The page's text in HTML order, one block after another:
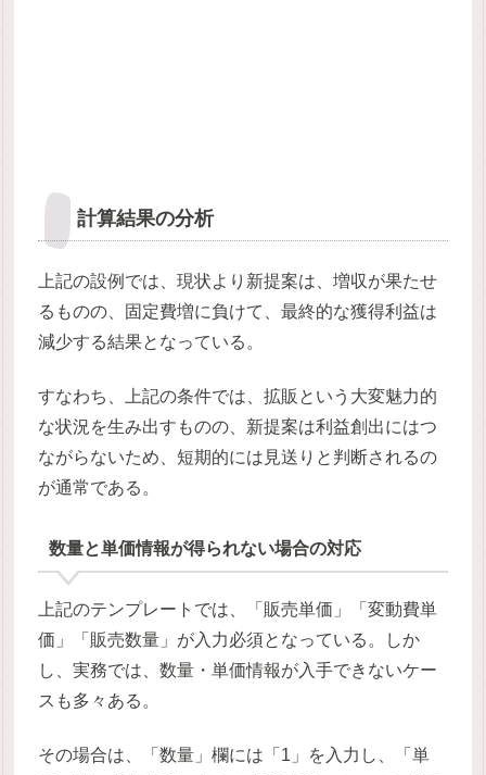
計算結果の分析
上記の設例では、現状より新提案は、増収が果たせ
るものの、固定費増に負けて、最終的な獲得利益は
減少する結果となっている。
すなわち、上記の条件では、拡販という大変魅力的
な状況を生み出すものの、新提案は利益創出にはつ
ながらないため、短期的には見送りと判断されるの
が通常である。
数量と単価情報が得られない場合の対応
上記のテンプレートでは、「販売単価」「変動費単
価」「販売数量」が入力必須となっている。しか
し、実務では、数量・単価情報が入手できないケー
スも多々ある。
その場合は、「数量」欄には「1」を入力し、「単